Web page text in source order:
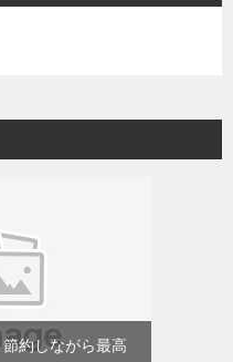
約しながら最高